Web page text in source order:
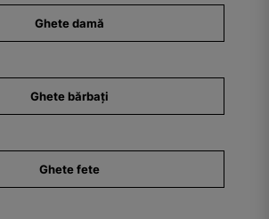
Ghete damă
Ghete bărbați
Ghete fete